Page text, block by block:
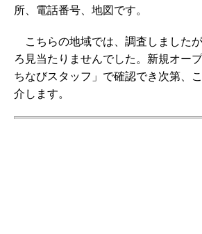
所、電話番号、地図です。
こちらの地域では、調査しました
ろ見当たりませんでした。新規オー
ちなびスタッフ」で確認でき次第、
介します。